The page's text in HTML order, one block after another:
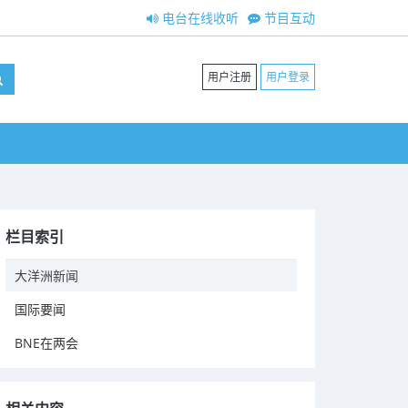
节目互动
电台在线收听
用户注册 用户登录
栏目索引
大洋洲新闻
国际要闻
BNE在两会